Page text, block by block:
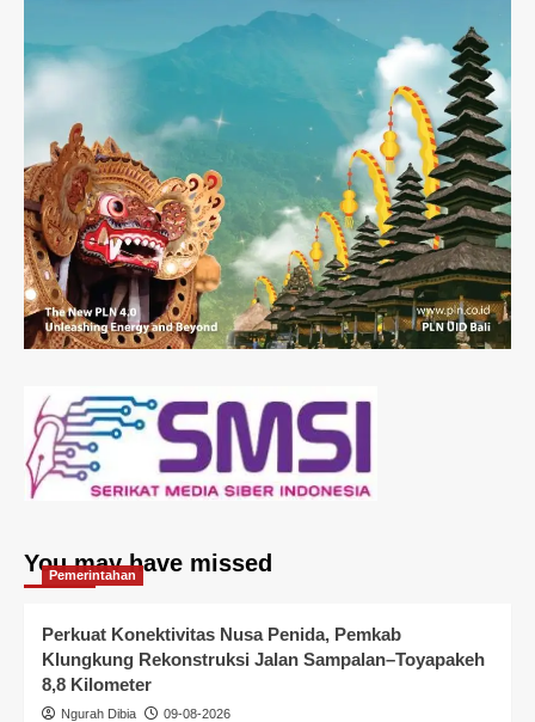
You may have missed
Pemerintahan
Perkuat Konektivitas Nusa Penida, Pemkab
Klungkung Rekonstruksi Jalan Sampalan–Toyapakeh
8,8 Kilometer
Ngurah Dibia 09-08-2026